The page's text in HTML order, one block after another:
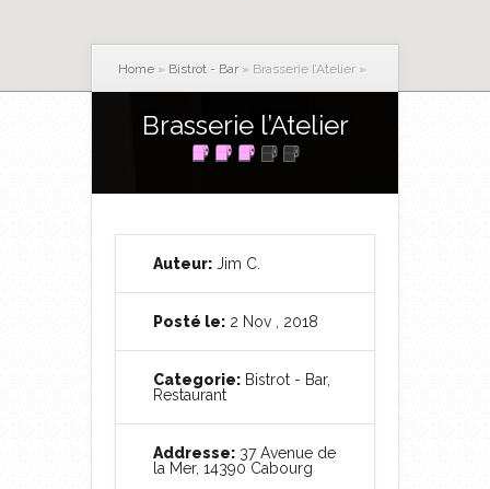
Home » Bistrot - Bar » Brasserie l’Atelier »
Brasserie l’Atelier
Auteur: Jim C.
Posté le: 2 Nov , 2018
Categorie: Bistrot - Bar,
Restaurant
Addresse: 37 Avenue de
la Mer, 14390 Cabourg